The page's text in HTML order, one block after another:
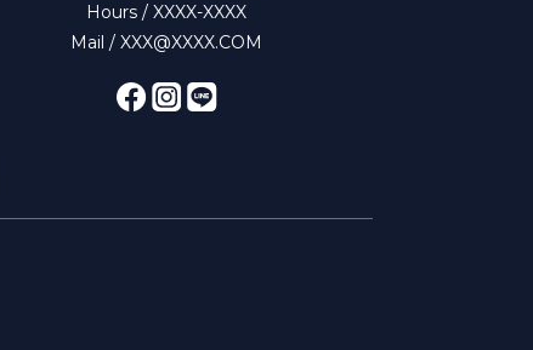
Hours / XXXX-XXXX
Mail / XXX@XXXX.COM